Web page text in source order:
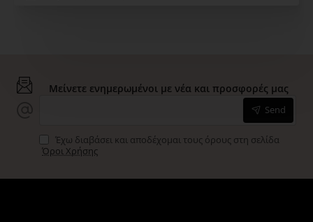
Μείνετε ενημερωμένοι με νέα και προσφορές μας
Send
Έχω διαβάσει και αποδέχομαι τους όρους στη σελίδα
Όροι Χρήσης